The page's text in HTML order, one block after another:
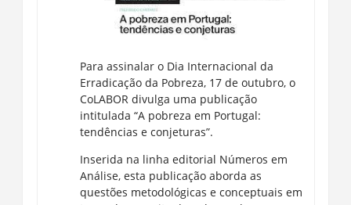
Para assinalar o Dia Internacional da
Erradicação da Pobreza, 17 de outubro, o
CoLABOR divulga uma publicação
intitulada “A pobreza em Portugal:
tendências e conjeturas”.
Inserida na linha editorial Números em
Análise, esta publicação aborda as
questões metodológicas e conceptuais em